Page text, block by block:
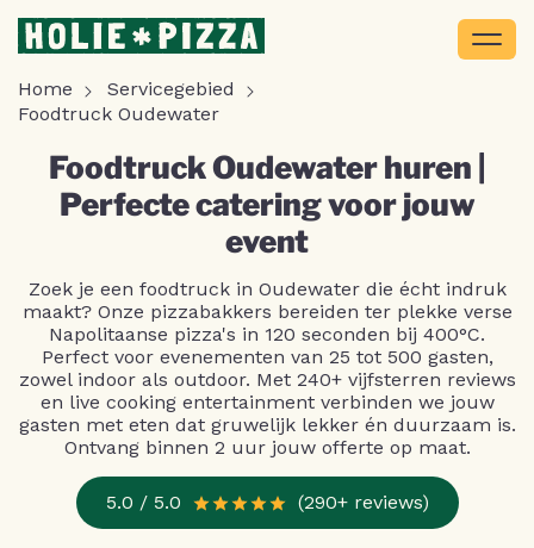
Home
Servicegebied
Foodtruck Oudewater
Foodtruck Oudewater huren |
Perfecte catering voor jouw
event
Zoek je een foodtruck in Oudewater die écht indruk
maakt? Onze pizzabakkers bereiden ter plekke verse
Napolitaanse pizza's in 120 seconden bij 400°C.
Perfect voor evenementen van 25 tot 500 gasten,
zowel indoor als outdoor. Met 240+ vijfsterren reviews
en live cooking entertainment verbinden we jouw
gasten met eten dat gruwelijk lekker én duurzaam is.
Ontvang binnen 2 uur jouw offerte op maat.
5.0 / 5.0 (290+ reviews)